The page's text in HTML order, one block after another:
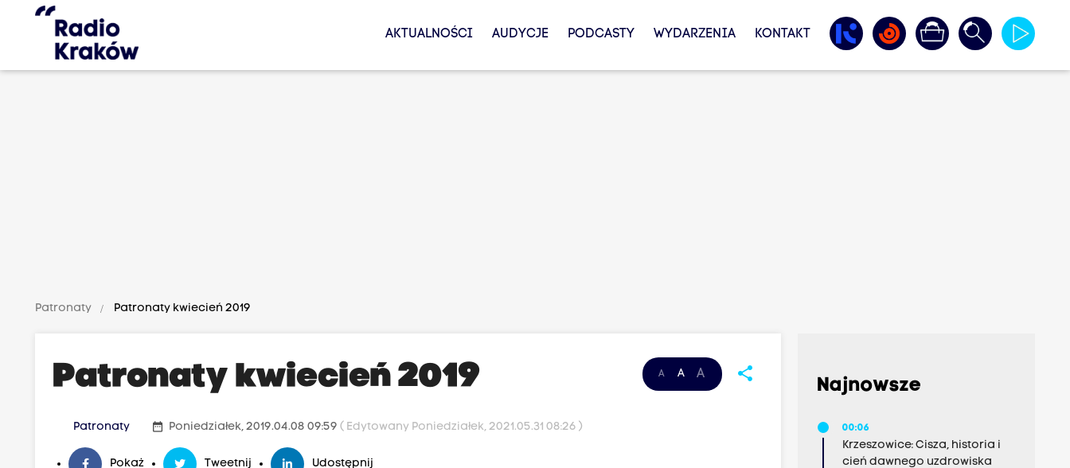
AKTUALNOŚCI AUDYCJE PODCASTY WYDARZENIA KONTAKT
Patronaty Patronaty kwiecień 2019
A A A share
Patronaty kwiecień 2019
Patronaty date_range Poniedziałek, 2019.04.08 09:59( Edytowany Poniedziałek, 2021.05.31 08:26 )
Pokaż Tweetnij Udostępnij
Najnowsze
00:06
Krzeszowice: Cisza, historia i
cień dawnego uzdrowiska